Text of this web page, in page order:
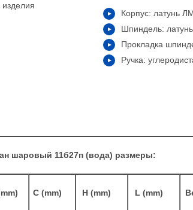
Корпус: латунь
Шпиндель:
Прокладка
Ручка:
шаровый 11б27п (вода) размеры:
C (mm) H (mm) L (mm)